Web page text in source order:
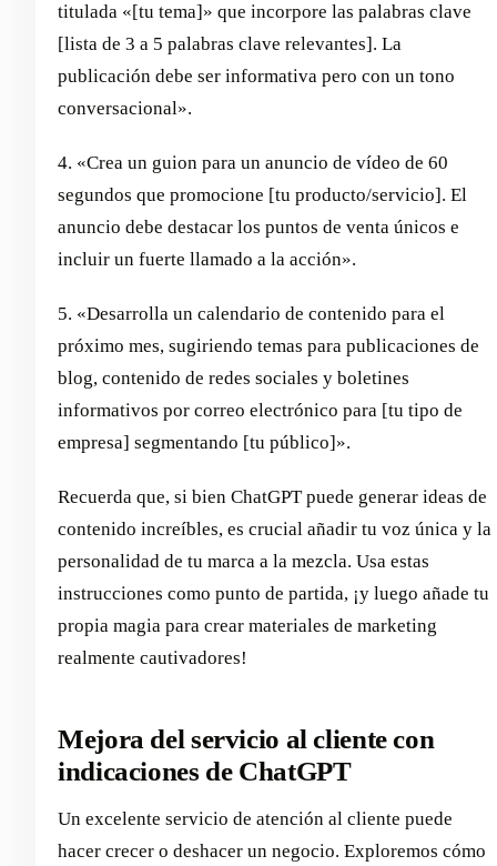
titulada «[tu tema]» que incorpore las palabras clave
[lista de 3 a 5 palabras clave relevantes]. La
publicación debe ser informativa pero con un tono
conversacional».
4. «Crea un guion para un anuncio de vídeo de 60
segundos que promocione [tu producto/servicio]. El
anuncio debe destacar los puntos de venta únicos e
incluir un fuerte llamado a la acción».
5. «Desarrolla un calendario de contenido para el
próximo mes, sugiriendo temas para publicaciones de
blog, contenido de redes sociales y boletines
informativos por correo electrónico para [tu tipo de
empresa] segmentando [tu público]».
Recuerda que, si bien ChatGPT puede generar ideas de
contenido increíbles, es crucial añadir tu voz única y la
personalidad de tu marca a la mezcla. Usa estas
instrucciones como punto de partida, ¡y luego añade tu
propia magia para crear materiales de marketing
realmente cautivadores!
Mejora del servicio al cliente con
indicaciones de ChatGPT
Un excelente servicio de atención al cliente puede
hacer crecer o deshacer un negocio. Exploremos cómo